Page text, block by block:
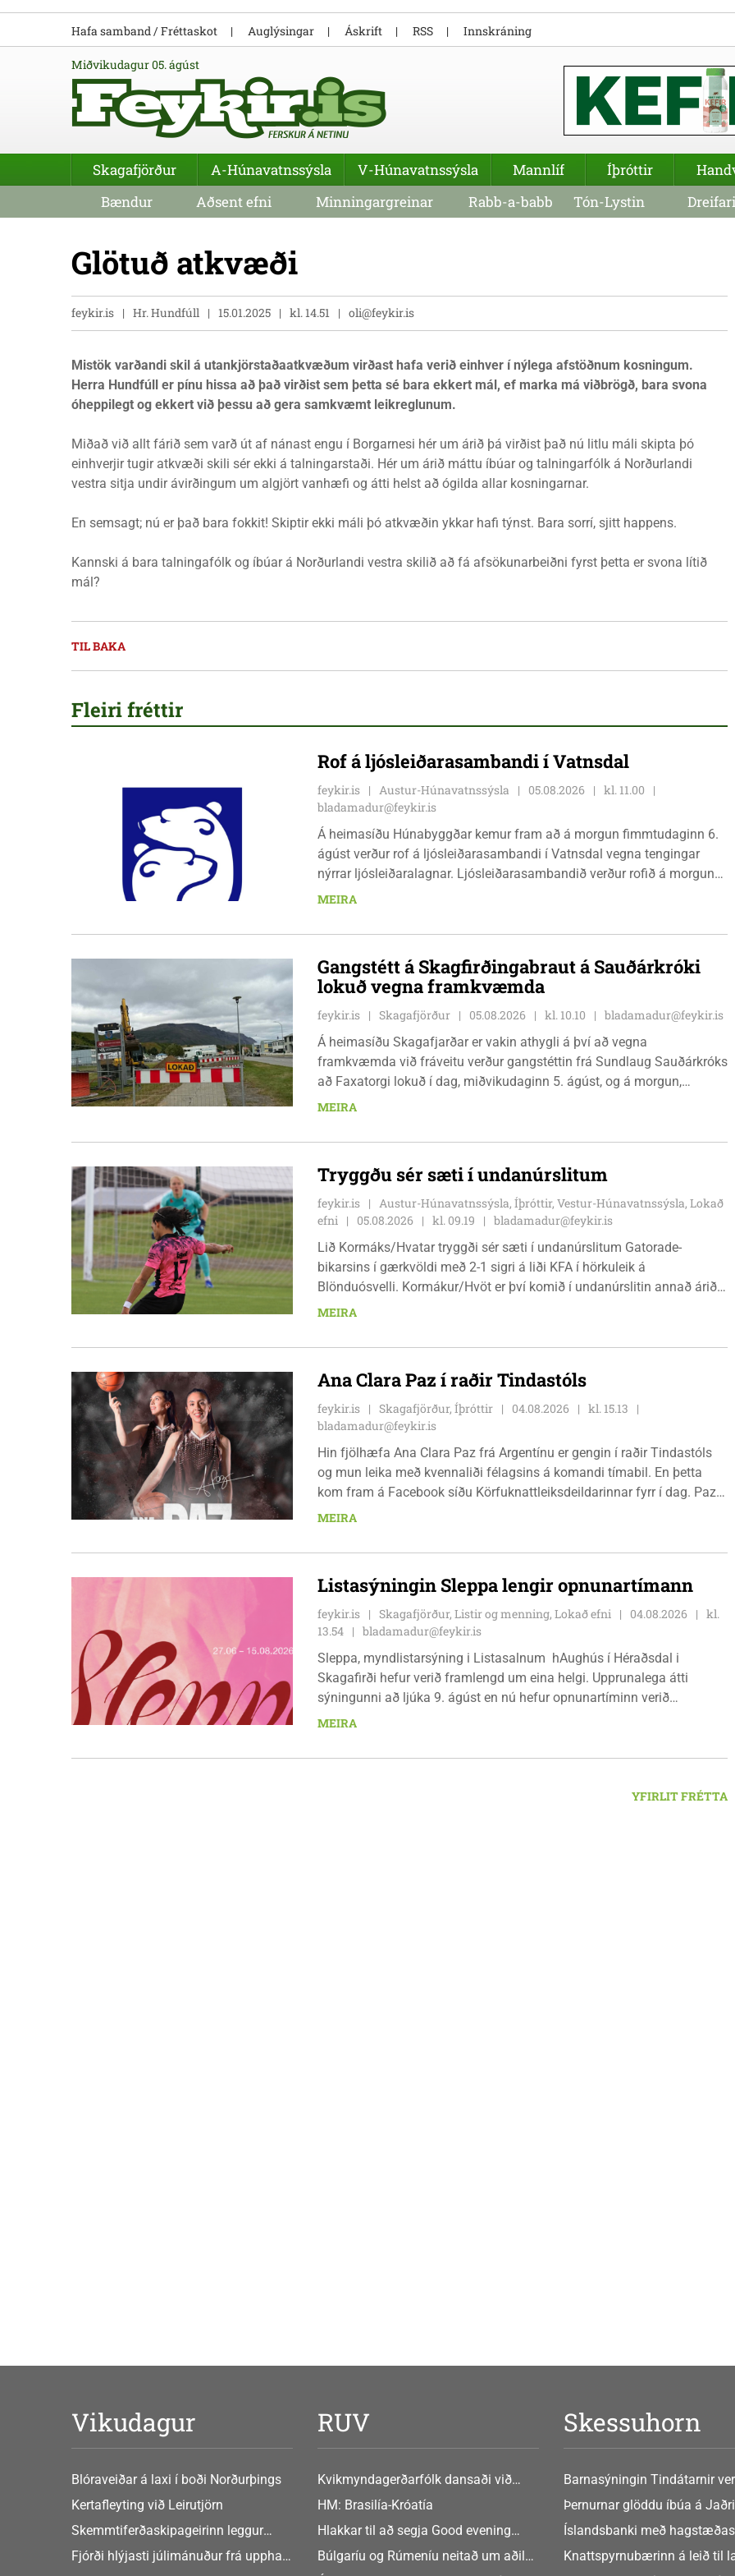
miðvikudagur 05. ágúst
Glötuð atkvæði
feykir.is Hr. Hundfúll 15.01.2025 kl. 14.51 oli@feykir.is
Mistök varðandi skil á utankjörstaðaatkvæðum virðast hafa verið einhver í nýlega afstöðnum kosningum.
Herra Hundfúll er pínu hissa að það virðist sem þetta sé bara ekkert mál, ef marka má viðbrögð, bara svona
óheppilegt og ekkert við þessu að gera samkvæmt leikreglunum.
Miðað við allt fárið sem varð út af nánast engu í Borgarnesi hér um árið þá virðist það nú litlu máli skipta þó
einhverjir tugir atkvæði skili sér ekki á talningarstaði. Hér um árið máttu íbúar og talningarfólk á Norðurlandi
vestra sitja undir ávirðingum um algjört vanhæfi og átti helst að ógilda allar kosningarnar.
En semsagt; nú er það bara fokkit! Skiptir ekki máli þó atkvæðin ykkar hafi týnst. Bara sorrí, sjitt happens.
Kannski á bara talningafólk og íbúar á Norðurlandi vestra skilið að fá afsökunarbeiðni fyrst þetta er svona lítið
mál?
TIL BAKA
Fleiri fréttir
Rof á ljósleiðarasambandi í Vatnsdal
feykir.is Austur-Húnavatnssýsla 05.08.2026
kl. 11.00
bladamadur@feykir.is
Á heimasíðu Húnabyggðar kemur fram að á morgun fimmtudaginn 6.
ágúst verður rof á ljósleiðarasambandi í Vatnsdal vegna tengingar
nýrrar ljósleiðaralagnar. Ljósleiðarasambandið verður rofið á morgun
fimmtudag klukkan 9:00 í vestanverðum Vatnsdal.
MEIRA
Gangstétt á Skagfirðingabraut á Sauðárkróki
lokuð vegna framkvæmda
feykir.is Skagafjörður 05.08.2026 kl. 10.10
bladamadur@feykir.is
Á heimasíðu Skagafjarðar er vakin athygli á því að vegna
framkvæmda við fráveitu verður gangstéttin frá Sundlaug Sauðárkróks
að Faxatorgi lokuð í dag, miðvikudaginn 5. ágúst, og á morgun,
fimmtudaginn 6. ágúst.
MEIRA
Tryggðu sér sæti í undanúrslitum
feykir.is
Austur-Húnavatnssýsla, Íþróttir, Vestur-Húnavatnssýsla, Lokað
efni
05.08.2026 kl. 09.19
bladamadur@feykir.is
Lið Kormáks/Hvatar tryggði sér sæti í undanúrslitum Gatorade-
bikarsins í gærkvöldi með 2-1 sigri á liði KFA í hörkuleik á
Blönduósvelli. Kormákur/Hvöt er því komið í undanúrslitin annað árið í
röð, en ásamt þeim verða Álftnesingar, Haukar og Selfyssingar í
MEIRA
Ana Clara Paz í raðir Tindastóls
feykir.is Skagafjörður, Íþróttir 04.08.2026
kl. 15.13
bladamadur@feykir.is
Hin fjölhæfa Ana Clara Paz frá Argentínu er gengin í raðir Tindastóls
og mun leika með kvennaliði félagsins á komandi tímabil. En þetta
kom fram á Facebook síðu Körfuknattleiksdeildarinnar fyrr í dag. Paz
þekkir íslenska körfuboltann vel og kemur með mikilvæga reynslu inn í
MEIRA
Listasýningin Sleppa lengir opnunartímann
feykir.is Skagafjörður, Listir og menning, Lokað efni 04.08.2026
kl.
13.54
bladamadur@feykir.is
Sleppa, myndlistarsýning i Listasalnum hAughús í Héraðsdal i
Skagafirði hefur verið framlengd um eina helgi. Upprunalega átti
sýningunni að ljúka 9. ágúst en nú hefur opnunartíminn verið
framlengdur til 15. ágúst. Opið er á föstudögum og um helgar frá
MEIRA
YFIRLIT FRÉTTA
Hafa samband / Fréttaskot Auglýsingar Áskrift RSS Innskráning
Skagafjörður A-Húnavatnssýsla V-Húnavatnssýsla Mannlíf Íþróttir
Bændur
Aðsent efni Minningargreinar Rabb-a-babb Tón-Lystin
Vikudagur
Blóraveiðar á laxi í boði Norðurþings
Kertafleyting við Leirutjörn
Skemmtiferðaskipageirinn leggur
áherslu á aukið samstarf við íslensk
Fjórði hlýjasti júlimánuður frá upphafi
RUV
Kvikmyndagerðarfólk dansaði við
GusGus
HM: Brasilía-Króatía
Hlakkar til að segja Good evening
Europe
Búlgaríu og Rúmeníu neitað um aðild
Skessuhorn
Barnasýningin Tindátarnir
Bókasafni Akraness í dag ?
eftir Soffíu Björg
Þernurnar glöddu íbúa á Jaðri
Íslandsbanki með
tilboðið
Knattspyrnubærinn á leið til